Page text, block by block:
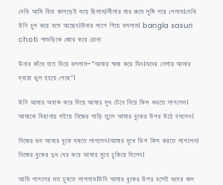
দেখি আমি বিনা কাপড়েই শুয়ে ছিলাম।লীলার মার রুমে লুঙ্গি পরে গেলাম।দেখি
উনি চুপ করে বসে আছেন।উনার পাশে গিয়ে বসলাম। bangla sasuri
choti শাশুড়িকে জোর করে চোদা
উনার কাঁধে হাত দিয়ে বললাম–“আমায় ক্ষমা করে দিন।মদের নেশায় আমার
দ্বারা ভুল হহয়ে গেছে”।
উনি আমায় অবাক করে দিয়ে আমার মুখ টেনে নিয়ে কিস করতে লাগলেন।
আমাকে বিছানায় শুইয়ে নিজের শাড়ি তুলে আমার বুকের উপর উঠে বসলেন।
নিজের গুদ আমার বুকে ঘষতে লাগলেন।আমার মুখে ডিপ কিস করতে লাগলেন।
নিজের বুকের দুধ বের করে আমার মুখে ঢুকিয়ে দিলেন।
আমি পাগলের মত চুষতে লাগলাম।উনি আমার বুকের উপর বসেই গুদের জল